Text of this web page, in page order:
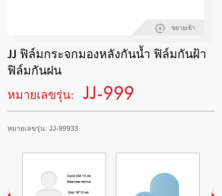
ขยายเข้า
JJ ฟิล์มกระจกมองหลังกันน้ำ ฟิล์มกันฝ้า
ฟิล์มกันฝน
หมายเลขรุ่น:
JJ-999
หมายเลขรุ่น: JJ-99933